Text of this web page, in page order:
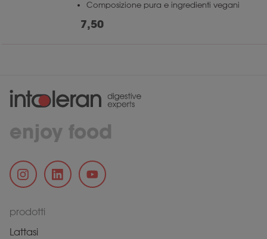
Composizione pura e ingredienti vegani
7,50
enjoy food
prodotti
Lattasi